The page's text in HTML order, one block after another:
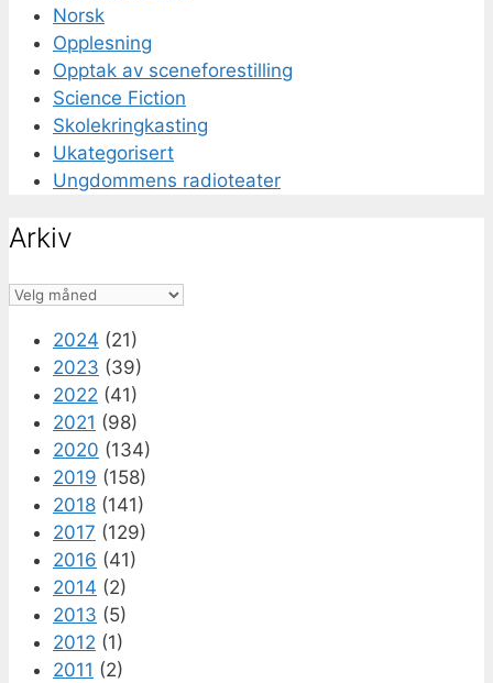
Norsk
Opplesning
Opptak av sceneforestilling
Science Fiction
Skolekringkasting
Ukategorisert
Ungdommens radioteater
Arkiv
Arkiv
2024 (21)
2023 (39)
2022 (41)
2021 (98)
2020 (134)
2019 (158)
2018 (141)
2017 (129)
2016 (41)
2014 (2)
2013 (5)
2012 (1)
2011 (2)